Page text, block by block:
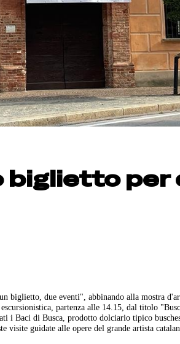
biglietto per
biglietto, due eventi", abbinando alla mostra
partenza alle 14.15, dal titolo
i Baci di Busca, prodotto dolciario tipico
visite guidate alle opere del grande artista